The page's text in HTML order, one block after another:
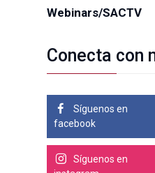
Webinars/SACTV
Conecta con
Síguenos en
facebook
Síguenos en